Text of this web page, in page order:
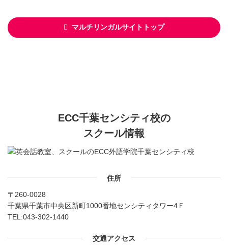
マルチリンガルサイトトップ
ECC千葉センシティ校の
スクール情報
住所
〒260-0028
千葉県千葉市中央区新町1000番地センシティタワー4Ｆ
TEL:043-302-1440
交通アクセス